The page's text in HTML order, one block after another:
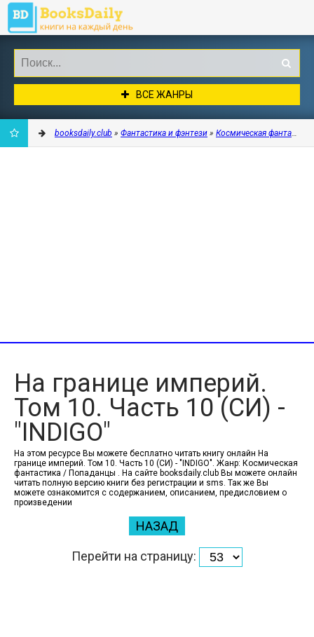
ВСЕ ЖАНРЫ
booksdaily.club » Фантастика и фэнтези » Космическая фантастика
На границе империй.
Том 10. Часть 10 (СИ) -
"INDIGO"
На этом ресурсе Вы можете бесплатно читать книгу онлайн На
границе империй. Том 10. Часть 10 (СИ) - "INDIGO". Жанр: Космическая
фантастика / Попаданцы . На сайте booksdaily.club Вы можете онлайн
читать полную версию книги без регистрации и sms. Так же Вы
можете ознакомится с содержанием, описанием, предисловием о
произведении
НАЗАД
Перейти на страницу: